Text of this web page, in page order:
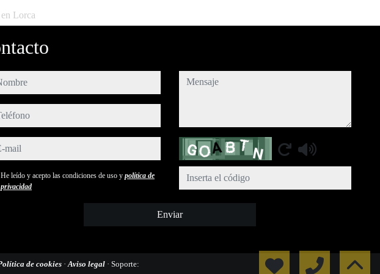
Lorca
He leído y acepto las condiciones de uso y política de
privacidad
mensaje
Captcha
Enviar
de cookies ·Aviso legal · Soporte: